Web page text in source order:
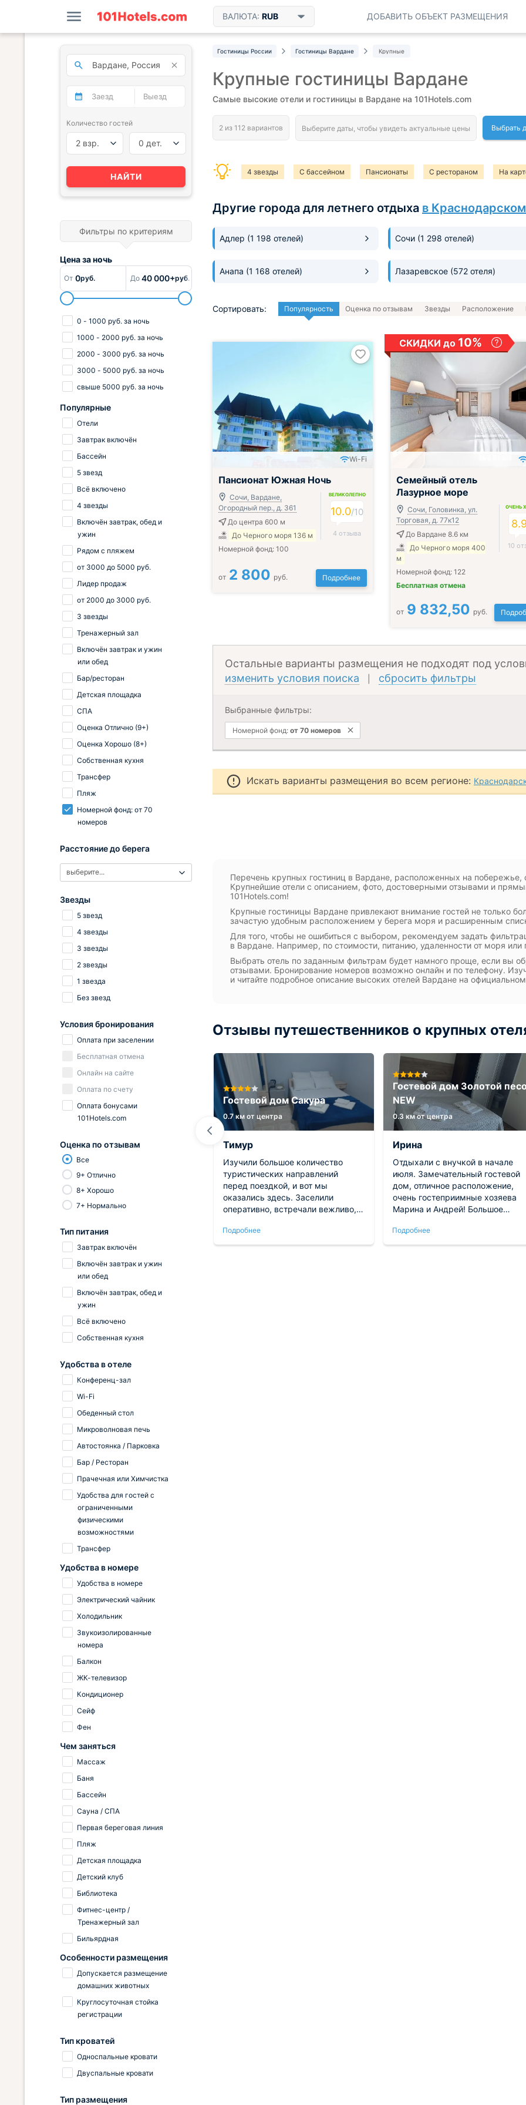
ВАЛЮТА: RUB ДОБАВИТЬ ОБЪЕКТ РАЗМЕЩЕНИЯ
Гостиницы России Гостиницы Вардане Крупные
Крупные гостиницы Вардане
Самые высокие отели и гостиницы в Вардане на 101Hotels.com
Выбрать
4 звезды С бассейном Пансионаты С рестораном На
Другие города для летнего отдыха в
Адлер (1 198 отелей) Сочи (1 298 отелей)
Анапа (1 168 отелей) Лазаревское (572 отеля)
Сортировать: Популярность Оценка по отзывам Звезды Расположение
Всё включено
Wi-Fi
Пансионат Южная Ночь
Сочи, Вардане,
Огородный пер., д. 361
До центра 600 м
До Черного моря 136 м
Номерной фонд: 100
ВЕЛИКОЛЕПНО
10.0/10
4 отзыва
от 2 800 руб. Подробнее
СКИДКИ до10%
; Всё включено
Семейный отель
Лазурное море
Сочи, Головинка, ул.
Торговая, д. 77к12
До Вардане 8.6 км
До Черного моря 400
м
Номерной фонд:122
Бесплатная отмена
ОЧЕНЬ
8.9
10
от 9 832,50 руб.
Остальные варианты размещения не подходят под
изменить условия поиска
сбросить фильтры
Выбранные фильтры:
Номерной фонд: от 70 номеров
Искать варианты размещения во всем регионе:
Перечень крупных гостиниц в Вардане, расположенных на
Крупнейшие отели с описанием, фото, достоверными отзывами и
101Hotels.com!
Крупные гостиницы Вардане привлекают внимание гостей не только
зачастую удобным расположением у берега моря и расширенным
Для того, чтобы не ошибиться с выбором, рекомендуем задать
в Вардане. Например, по стоимости, питанию, удаленности от моря или
Выбрать отель по заданным фильтрам будет намного проще, если вы
отзывами. Бронирование номеров возможно онлайн и по телефону.
и читайте подробное описание высоких отелей Вардане на
Отзывы путешественников о крупных
Гостевой дом Отдых у
Рузаны
0.6 км от центра
Полина
Приезжали на отдых. Гостевой
дом нас привлек расположением
и положительными отзывами.
Локация действительно
потрясающая: море и пляж в
чистый, комфортабельный. Всё
понравилось, рекомендуем!
Подробнее
Гостевой дом Сакура
0.7 км от центра
Тимур
Изучили большое количество
туристических направлений
перед поездкой, и вот мы
оказались здесь. Заселили
оперативно, встречали вежливо,
устроено. Удобства
превосходные, чувствуешь себя
Подробнее
Гостевой дом Золотой
NEW
0.3 км от центра
Ирина
Отдыхали с внучкой в начале
июля. Замечательный гостевой
дом, отличное расположение,
очень гостеприимные хозяева
Марина и Андрей! Большое
отдых! Чистые, уютные номера,
белоснежное белье и полотенца,
Подробнее
Количество гостей
2 взр. 0 дет.
НАЙТИ
Фильтры по критериям
Цена заночь
От 0руб. До 40 000+руб.
0 - 1000 руб. за ночь
1000 - 2000 руб. за ночь
2000 - 3000 руб. за ночь
3000 - 5000 руб. за ночь
свыше 5000 руб. за ночь
Популярные
Отели
Завтрак включён
Бассейн
5 звезд
Всё включено
4 звезды
Включён завтрак, обед и
ужин
Рядом с пляжем
от 3000 до 5000 руб.
Лидер продаж
от 2000 до 3000 руб.
3 звезды
Тренажерный зал
Включён завтрак и ужин
или обед
Бар/ресторан
Детская площадка
СПА
Оценка Отлично (9+)
Оценка Хорошо (8+)
Собственная кухня
Трансфер
Пляж
Номерной фонд: от 70
номеров
Расстояние до берега
выберите...
Звезды
5 звезд
4 звезды
3 звезды
2 звезды
1 звезда
Без звезд
Условия бронирования
Оплата при заселении
Бесплатная отмена
Онлайн на сайте
Оплата по счету
Оплата бонусами
101Hotels.com
Оценка по отзывам
Все
9+ Отлично
8+ Хорошо
7+ Нормально
Тип питания
Завтрак включён
Включён завтрак и ужин
или обед
Включён завтрак, обед и
ужин
Всё включено
Собственная кухня
Удобства в отеле
Конференц-зал
Wi-Fi
Обеденный стол
Микроволновая печь
Автостоянка / Парковка
Бар / Ресторан
Прачечная или Химчистка
Удобства для гостей с
ограниченными
физическими
возможностями
Трансфер
Удобства в номере
Удобства в номере
Электрический чайник
Холодильник
Звукоизолированные
номера
Балкон
ЖК-телевизор
Кондиционер
Сейф
Фен
Чем заняться
Массаж
Баня
Бассейн
Сауна / СПА
Первая береговая линия
Пляж
Детская площадка
Детский клуб
Библиотека
Фитнес-центр /
Тренажерный зал
Бильярдная
Особенности размещения
Допускается размещение
домашних животных
Круглосуточная стойка
регистрации
Тип кроватей
Односпальные кровати
Двуспальные кровати
Тип размещения